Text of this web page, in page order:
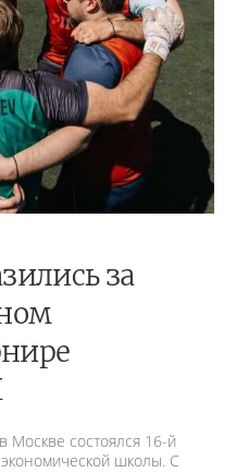
за
Москве состоялся 16-й
школы. С